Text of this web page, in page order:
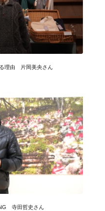
理由 片岡美央さん
寺田哲史さん